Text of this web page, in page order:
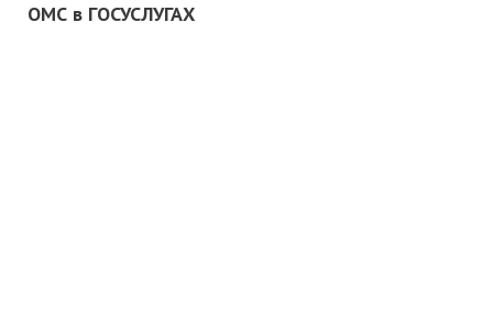
ОМС в ГОСУСЛУГАХ